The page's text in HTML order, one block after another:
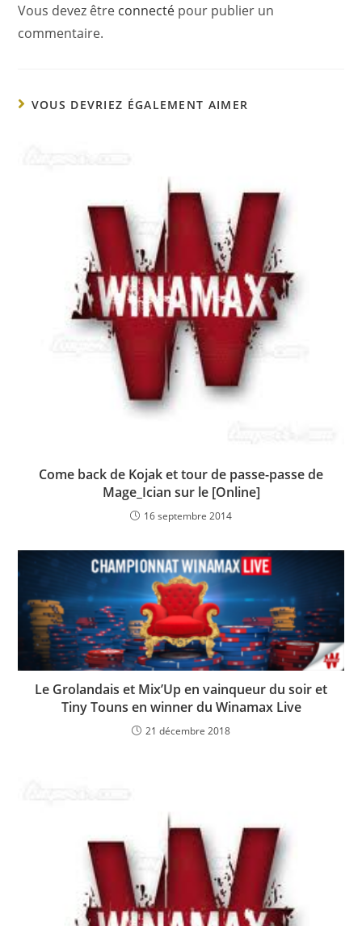
Vous devez être connecté pour publier un
commentaire.
VOUS DEVRIEZ ÉGALEMENT AIMER
Come back de Kojak et tour de passe-passe de
Mage_Ician sur le [Online]
16 septembre 2014
Le Grolandais et Mix’Up en vainqueur du soir et
Tiny Touns en winner du Winamax Live
21 décembre 2018